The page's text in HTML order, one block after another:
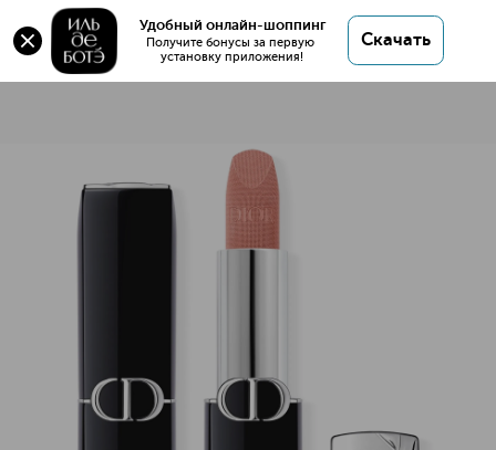
Удобный онлайн-шоппинг
Получите бонусы за первую
установку приложения!
Скачать
Rouge Dior Помада для губ с вельветовым финишем
Характеристики